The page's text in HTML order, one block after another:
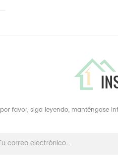
por favor, siga leyendo, manténgase